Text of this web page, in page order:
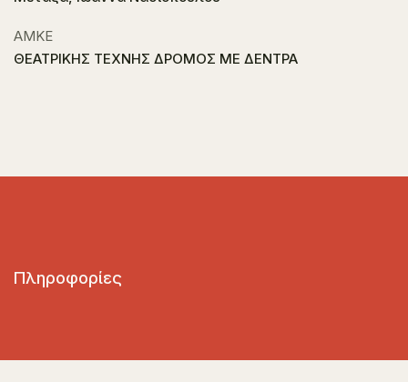
ΑΜΚΕ
ΘΕΑΤΡΙΚΗΣ ΤΕΧΝΗΣ ΔΡOMΟΣ ΜΕ ΔΕΝΤΡΑ
Πληροφορίες